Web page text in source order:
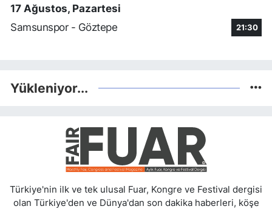
17 Ağustos, Pazartesi
Samsunspor - Göztepe
21:30
Yükleniyor...
Türkiye'nin ilk ve tek ulusal Fuar, Kongre ve Festival dergisi
olan Türkiye'den ve Dünya'dan son dakika haberleri, köşe